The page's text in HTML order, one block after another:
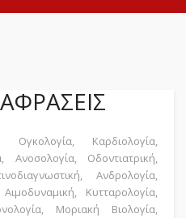
Ογκολογία, Καρδιολογία,
Ανοσολογία, Οδοντιατρική,
Ανδρολογία,
Κυτταρολογία,
Μοριακή Βιολογία,